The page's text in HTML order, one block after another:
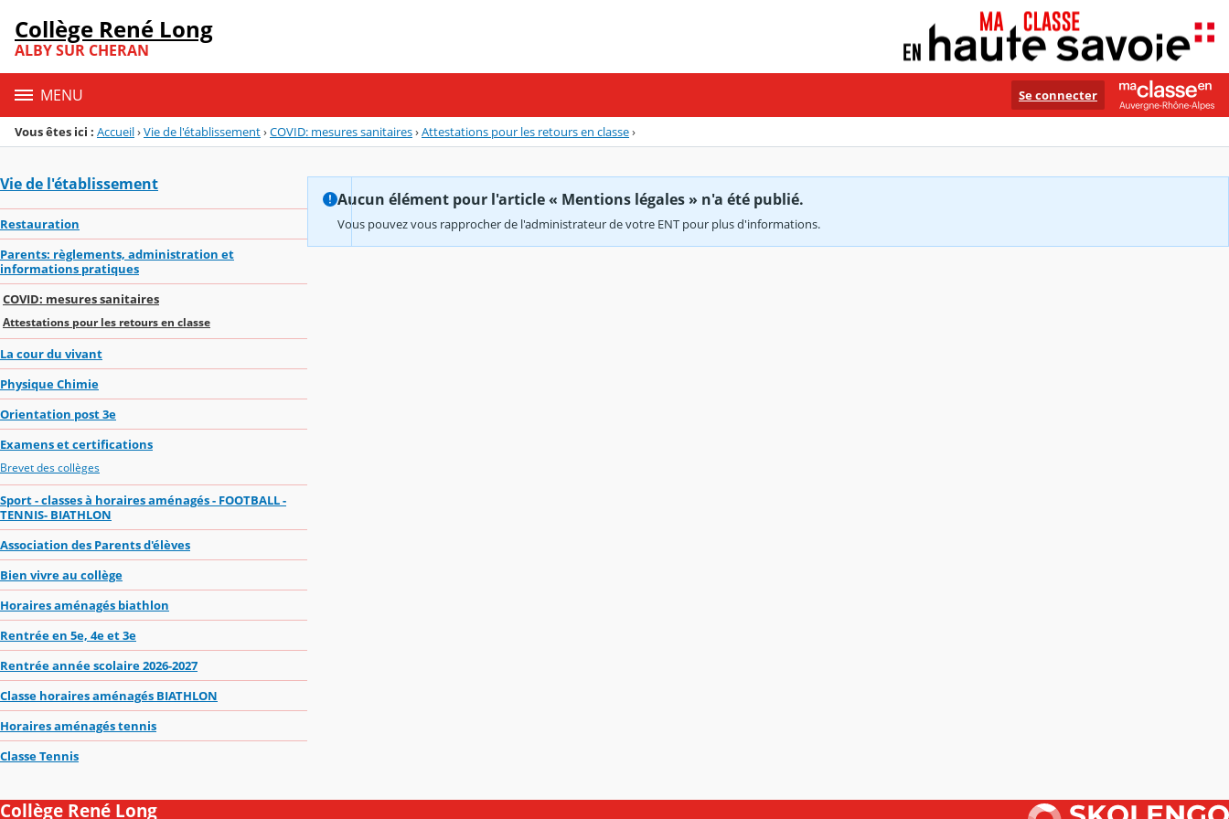
Menu de la rubrique
Contenu
Collège René Long
ALBY SUR CHERAN
MENU Se connecter
Vous êtes ici : Accueil›Vie de l'établissement›COVID: mesures sanitaires›Attestations pour les retours en classe›
Vie de l'établissement
Restauration
Parents: règlements, administration et
informations pratiques
COVID: mesures sanitaires
Attestations pour les retours en classe
La cour du vivant
Physique Chimie
Orientation post 3e
Examens et certifications
Brevet des collèges
Sport - classes à horaires aménagés - FOOTBALL -
TENNIS- BIATHLON
Association des Parents d'élèves
Bien vivre au collège
Horaires aménagés biathlon
Rentrée en 5e, 4e et 3e
Rentrée année scolaire 2026-2027
Classe horaires aménagés BIATHLON
Horaires aménagés tennis
Classe Tennis
Aucun élément pour l'article « Mentions légales » n'a été publié.
Vous pouvez vous rapprocher de l'administrateur de votre ENT pour plus d'informations.
Collège René Long